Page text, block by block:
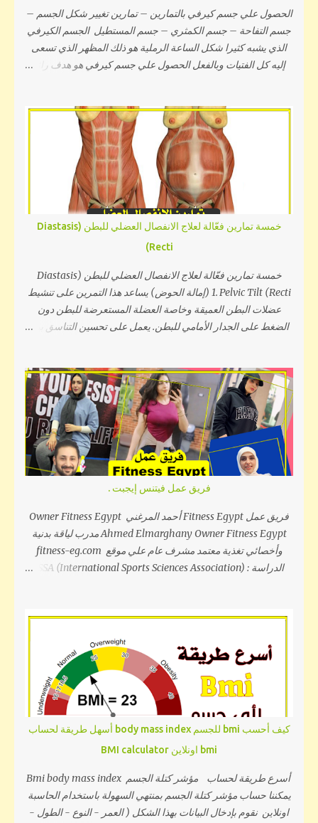
هذه المعلومة خاطئة تماماً وليس لها أي علاقة بالواقع فيوجد نسبة لا
بأس بها من الف...
الحصول علي جسم كيرفي بالتمارين – تمارين تغيير شكل الجسم –
جسم التفاحة – جسم الكمثري – جسم المستطيل الجسم الكيرفي
الذي يشبه كثيرا شكل الساعة الرملية هو ذلك المظهر الذي تسعى
إليه كل الفتيات وبالفعل الحصول علي جسم كيرفي هو هدف رائع
الرائعة, وذلك بواسطة التمارين المناسبة لهذا الهدف, وسوف أذكر
لك مواصفات النظام الغذائي الذي سيساعدك علي تغيير شكل
الجسم ويجعل جسمك يستجب للتمارين ويكتسب العضلات ويصبح
مقسماً ومشدود, لذلك تابعي القراءة لمعرفة شكل جسمك وأفضل
تمارين لتناسق الجسم. الحصول علي جسم كيرفي مثالي في بداية
الأمر وودت أن أضع تعريفاً بسيط للجسم المثالي فالجسم المثالي هو
الذي يتميز بنسبة دهون منخفضة ونسبة عضلية ممتازة وعضلات
الجسم قوية ومقسمة, ويوجد هناك توازن بين عضلات الجسم فنجد
أن, عضلات الجزء السفلي جميعها(المؤخرة, الأفخاذ) تم تقويتها
وبناءها بشكل جيد فأكتسب الجزء السفلي من الجسم شيب ممتاز
ومظهر كيرفي, وأيضاً عضلات الجزء العلوي تم تمرينها جيداً مع ...
خمسة تمارين فعّالة لعلاج الانفصال العضلي للبطن (Diastasis
Recti)
خمسة تمارين فعّالة لعلاج الانفصال العضلي للبطن (Diastasis
Recti) 1. Pelvic Tilt (إمالة الحوض) يساعد هذا التمرين على تنشيط
عضلات البطن العميقة وخاصة العضلة المستعرضة للبطن دون
الضغط على الجدار الأمامي للبطن. يعمل على تحسين التناسق بين
اللطيفة التي تُقوّي العضلات العميقة في البطن دون زيادة الضغط
داخل التجويف البطني. يساعد على استقرار منطقة الحوض وتحسين
تحكم العضلات الأساسية أثناء الحركة، مما يساهم في التقليل من
الانفصال العضلي. 3. Toe Tap (لمس أصابع القدم للأرض) يركز على
تقوية العضلات المستعرضة والمائلة للبطن بطريقة آمنة. يُنفذ أثناء
الاستلقاء مع تحريك الساقين بالتبادل نحو الأرض، ما يساعد على
تحسين استقرار الجذع ودعم عضلات البطن من الداخل. 4. Bridge
(تمرين الجسر) يعزز هذا التمرين من قوة عضلات الحوض والظهر
السفلي والبطن في آن واحد. يساعد على إعادة تنشيط العضلات
الأساسية وتحسين توازن الجسم دون إجهاد البطن، مما يجعله مناسباً
لمرحلة التعافي من الانفصال العضلي. 5. Sto...
فريق عمل فيتنس إيجبت .
فريق عمل Fitness Egypt أحمد المرغني Owner Fitness Egypt
Ahmed Elmarghany Owner Fitness Egypt مدرب لياقة بدنية
وأخصائي تغذية معتمد مشرف عام علي موقع fitness-eg.com
المرغني ============== عبير عادل مدربة لياقة بدنية معتمدة
خبرة 5 سنوات بمجال الرياضة والعمل كمدربة متخصصة في متابعة
السيدات بفيتنس ايجبت . ‏‎Trainer at max gym ‏‎Trainer at Hers
gym Abeer Adel C.F.T ----------------------------------
أحمد جمال مدرب لياقة بدنية وأخصائي تغذية معتمد مدرب معتمد من
بمجال الرياضة والعمل كمدرب متخصص في متابعة الشباب والرجال
بفيتنس ايجبت . Ahmed Gamal ---------------------------
------- ياسمين الجندي مدربة لياقة بدنية معتمدة الدراسة : Tass
academy و Issat academy خبرة 5 سنوات ب...
كيف أحسب bmi للجسم body mass index أسهل طريقة لحساب
bmi اونلاين BMI calculator
أسرع طريقة لحساب مؤشر كتلة الجسم Bmi body mass index
يمكننا حساب مؤشر كتلة الجسم بمنتهي السهولة باستخدام الحاسبة
اونلاين نقوم بإدخال البيانات بهذا الشكل ( العمر - النوع - الطول -